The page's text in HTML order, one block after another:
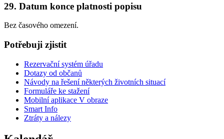
29. Datum konce platnosti popisu
Bez časového omezení.
Potřebuji zjistit
Rezervační systém úřadu
Dotazy od občanů
Návody na řešení některých životních situací
Formuláře ke stažení
Mobilní aplikace V obraze
Smart Info
Ztráty a nálezy